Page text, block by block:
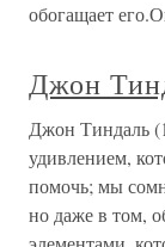
обогащает
Джон
Джон Тиндаль
удивлением,
помочь; мы
но даже в том,